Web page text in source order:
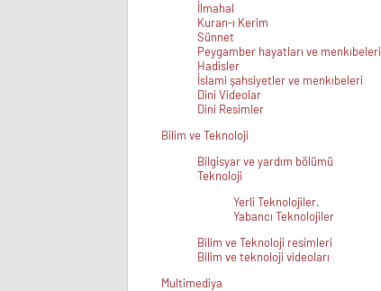
İlmahal
Kuran-ı Kerim
Sünnet
Peygamber hayatları ve menkıbeleri
Hadisler
İslami şahsiyetler ve menkıbeleri
Dini Videolar
Dini Resimler
Bilim ve Teknoloji
Bilgisyar ve yardım bölümü
Teknoloji
Yerli Teknolojiler.
Yabancı Teknolojiler
Bilim ve Teknoloji resimleri
Bilim ve teknoloji videoları
Multimediya